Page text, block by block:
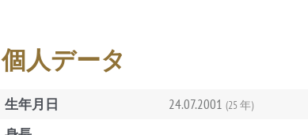
個人データ
生年月日 24.07.2001 (25 年)